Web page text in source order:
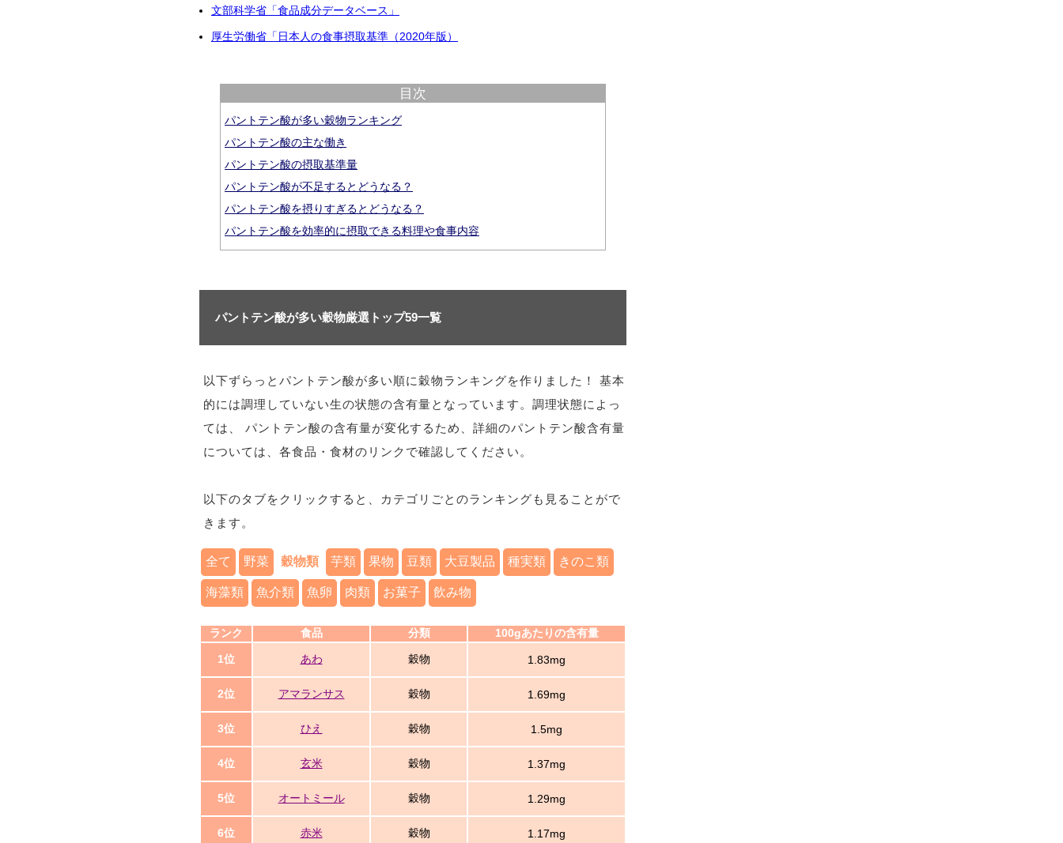
文部科学省「食品成分データベース」
厚生労働省「日本人の食事摂取基準（2020年版）
目次
パントテン酸が多い穀物ランキング
パントテン酸の主な働き
パントテン酸の摂取基準量
パントテン酸が不足するとどうなる？
パントテン酸を摂りすぎるとどうなる？
パントテン酸を効率的に摂取できる料理や食事内容
パントテン酸が多い穀物厳選トップ59一覧
以下ずらっとパントテン酸が多い順に穀物ランキングを作りました！ 基本
的には調理していない生の状態の含有量となっています。調理状態によっ
ては、 パントテン酸の含有量が変化するため、詳細のパントテン酸含有量
については、各食品・食材のリンクで確認してください。
以下のタブをクリックすると、カテゴリごとのランキングも見ることがで
きます。
全て 野菜 穀物類 芋類 果物 豆類 大豆製品 種実類 きのこ類
海藻類 魚介類 魚卵 肉類 お菓子 飲み物
ランク 食品 分類 100gあたりの含有量
1位 あわ 穀物 1.83mg
2位 アマランサス 穀物 1.69mg
3位 ひえ 穀物 1.5mg
4位 玄米 穀物 1.37mg
5位 オートミール 穀物 1.29mg
6位 赤米 穀物 1.17mg